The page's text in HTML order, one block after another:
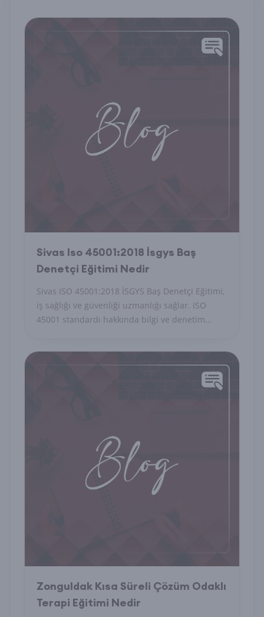
Sivas Iso 45001:2018 İsgys Baş
Denetçi Eğitimi Nedir
Sivas ISO 45001:2018 İSGYS Baş Denetçi Eğitimi,
iş sağlığı ve güvenliği uzmanlığı sağlar. ISO
45001 standardı hakkında bilgi ve denetim
Zonguldak Kısa Süreli Çözüm Odaklı
Terapi Eğitimi Nedir